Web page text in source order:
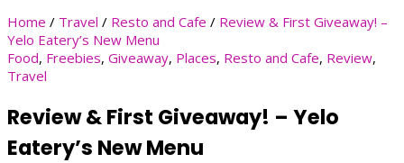
Home / Travel / Resto and Cafe / Review & First Giveaway! –
Yelo Eatery’s New Menu
Food, Freebies, Giveaway, Places, Resto and Cafe, Review,
Travel
Review & First Giveaway! – Yelo
Eatery’s New Menu